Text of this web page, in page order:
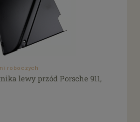
roboczych
lewy przód Porsche 911,